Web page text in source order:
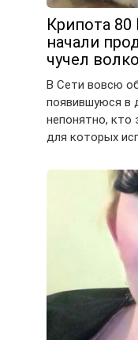
Крипота 80
начали
чучел
В Сети вовсю
появившуюся в
непонятно, кто
для которых